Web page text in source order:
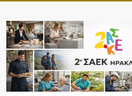
content
2η
ΣΑΕΚ
Ηρακλείου
2η
Σχολή